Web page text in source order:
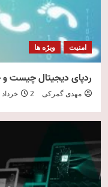
امنیت ویژه ها
ردپای دیجیتال چیست و
مهدی گمرکی 2 خرداد 1405